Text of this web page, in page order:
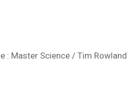
: Master Science / Tim Rowland